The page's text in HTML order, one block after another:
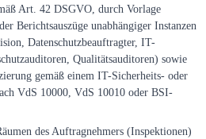
Art. 42 DSGVO, durch Vorlage
Berichtsauszüge unabhängiger Instanzen
Datenschutzbeauftragter, IT-
Qualitätsauditoren) sowie
gemäß einem IT-Sicherheits- oder
VdS 10000, VdS 10010 oder BSI-
des Auftragnehmers (Inspektionen)